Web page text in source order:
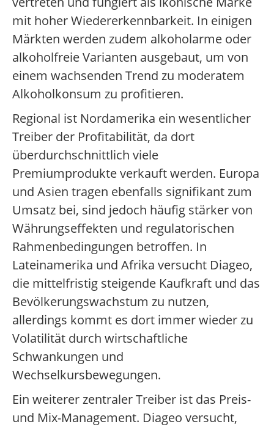
mit hoher Wiedererkennbarkeit. In einigen
Märkten werden zudem alkoholarme oder
alkoholfreie Varianten ausgebaut, um von
einem wachsenden Trend zu moderatem
Alkoholkonsum zu profitieren.
Regional ist Nordamerika ein wesentlicher
Treiber der Profitabilität, da dort
überdurchschnittlich viele
Premiumprodukte verkauft werden. Europa
und Asien tragen ebenfalls signifikant zum
Umsatz bei, sind jedoch häufig stärker von
Währungseffekten und regulatorischen
Rahmenbedingungen betroffen. In
Lateinamerika und Afrika versucht Diageo,
die mittelfristig steigende Kaufkraft und das
Bevölkerungswachstum zu nutzen,
allerdings kommt es dort immer wieder zu
Volatilität durch wirtschaftliche
Schwankungen und
Wechselkursbewegungen.
Ein weiterer zentraler Treiber ist das Preis-
und Mix-Management. Diageo versucht,